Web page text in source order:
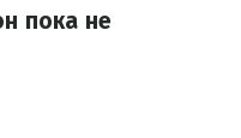
пока не